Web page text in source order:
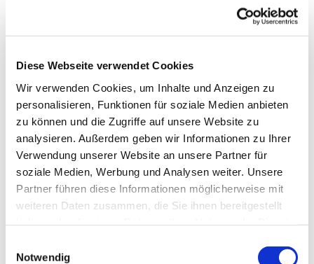
Diese Webseite verwendet Cookies
Wir verwenden Cookies, um Inhalte und Anzeigen zu
personalisieren, Funktionen für soziale Medien anbieten
zu können und die Zugriffe auf unsere Website zu
analysieren. Außerdem geben wir Informationen zu Ihrer
Verwendung unserer Website an unsere Partner für
soziale Medien, Werbung und Analysen weiter. Unsere
Partner führen diese Informationen möglicherweise mit
weiteren Daten zusammen, die Sie ihnen bereitgestellt
Notwendig
Dies könnte Sie auch
interessieren